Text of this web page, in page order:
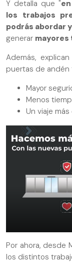
Y detalla que "
los trabajos
podrás abordar
generar mayores
Además, explican
puertas de andén
Mayor
Menos
Un viaje
Por ahora, desde
los distintos